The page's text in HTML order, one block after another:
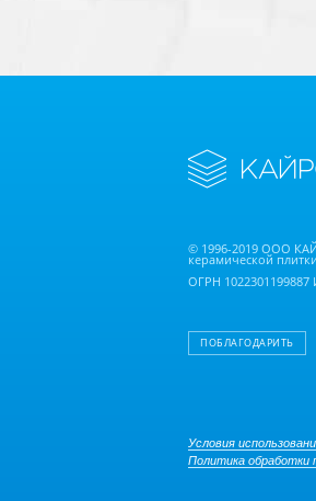
© 1996-2019 ООО
керамической
ОГРН 1022301199887
ПОБЛАГОДАРИТЬ
Условия
Политика обработки